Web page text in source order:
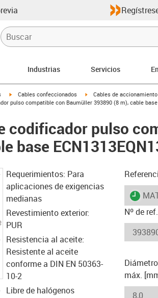
Industrias Servicios
igus-icon-arrow-right
Cables confeccionados igus-icon-arrow-right
Cables de
pulso compatible con Baumüller 393890 (8 m), cable base
codificador pulso
base
igus-icon-lupe
Requerimientos: Para
aplicaciones de exigencias
medianas
Revestimiento exterior:
PUR
Resistencia al aceite:
Resistente al aceite
conforme a DIN EN 50363-
10-2
Libre de halógenos
Nº de
máx.